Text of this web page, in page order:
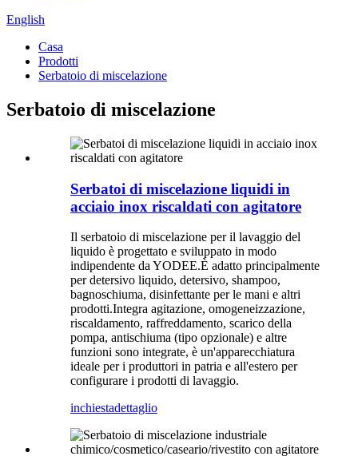
English
Casa
Prodotti
Serbatoio di miscelazione
Serbatoio di miscelazione
Serbatoi di miscelazione liquidi in
acciaio inox riscaldati con agitatore
Il serbatoio di miscelazione per il lavaggio del
liquido è progettato e sviluppato in modo
indipendente da YODEE.È adatto principalmente
per detersivo liquido, detersivo, shampoo,
bagnoschiuma, disinfettante per le mani e altri
prodotti.Integra agitazione, omogeneizzazione,
riscaldamento, raffreddamento, scarico della
pompa, antischiuma (tipo opzionale) e altre
funzioni sono integrate, è un'apparecchiatura
ideale per i produttori in patria e all'estero per
configurare i prodotti di lavaggio.
inchiestadettaglio